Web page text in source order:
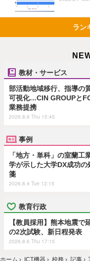
ラン
教材・サービス
部活動地域移行、指導の
可視化…CIN GROUPと
業務提携
2026.8.6 Thu 15:45
事例
「地方・単科」の室蘭工
学が示した大学DX成功の
箋
2026.8.4 Tue 12:15
教育行政
【教員採用】熊本地震で
の2次試験、新日程発表
2026.8.6 Thu 17:15
ホーム › ICT機器 › 校務 › 記事 ›